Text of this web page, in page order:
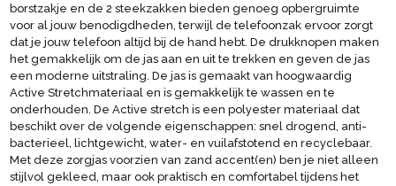
borstzakje en de 2 steekzakken bieden genoeg opbergruimte
voor al jouw benodigdheden, terwijl de telefoonzak ervoor zorgt
dat je jouw telefoon altijd bij de hand hebt. De drukknopen maken
het gemakkelijk om de jas aan en uit te trekken en geven de jas
een moderne uitstraling. De jas is gemaakt van hoogwaardig
Active Stretchmateriaal en is gemakkelijk te wassen en te
onderhouden. De Active stretch is een polyester materiaal dat
beschikt over de volgende eigenschappen: snel drogend, anti-
bacterieel, lichtgewicht, water- en vuilafstotend en recyclebaar.
Met deze zorgjas voorzien van zand accent(en) ben je niet alleen
stijlvol gekleed, maar ook praktisch en comfortabel tijdens het